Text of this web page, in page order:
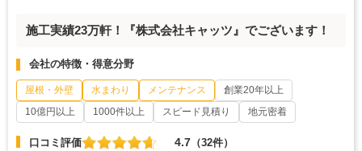
施工実績23万軒！『株式会社キャッツ』でございます！
会社の特徴・得意分野
屋根・外壁 水まわり メンテナンス
創業20年以上
10億円以上
1000件以上 スピード見積り 地元密着
口コミ評価 4.7 （32件）